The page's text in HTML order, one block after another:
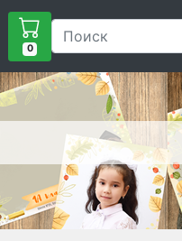
0